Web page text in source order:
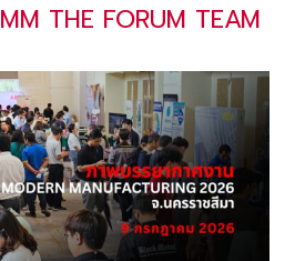
MM THE FORUM TEAM